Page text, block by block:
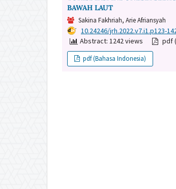
BAWAH LAUT
Sakina Fakhriah, Arie Afriansyah
DOI: 10.24246/jrh.2022.v7.i1.p123-
Abstract: 1242 views
pdf
pdf (Bahasa Indonesia)